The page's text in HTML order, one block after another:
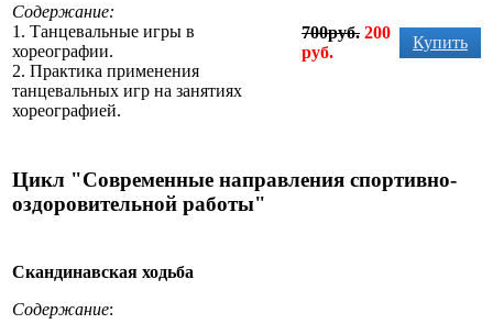
Содержание:
1. Танцевальные игры в
хореографии.
2. Практика применения
танцевальных игр на занятиях
хореографией.
700руб. 200
руб.
Купить
Цикл "Современные направления спортивно-
оздоровительной работы"
Скандинавская ходьба
Содержание: